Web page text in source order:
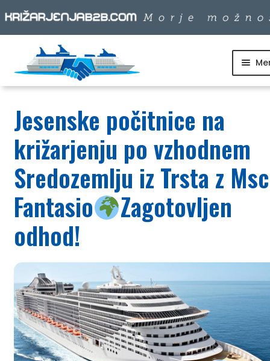
Skip
to
Skip
to
SKUPINSKI ODHODI
DNEVNI IZLETI
DESTINACIJE
LADJARJI
O NAS
Jesenske počitnice na
križarjenju po vzhodnem
Sredozemlju iz Trsta z Msc
Fantasio
Zagotovljen
odhod!